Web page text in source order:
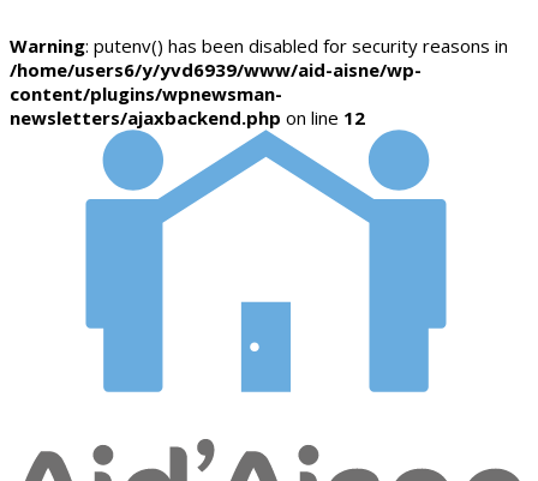
Warning: putenv() has been disabled for security reasons in
/home/users6/y/yvd6939/www/aid-aisne/wp-
content/plugins/wpnewsman-
newsletters/ajaxbackend.php on line 12